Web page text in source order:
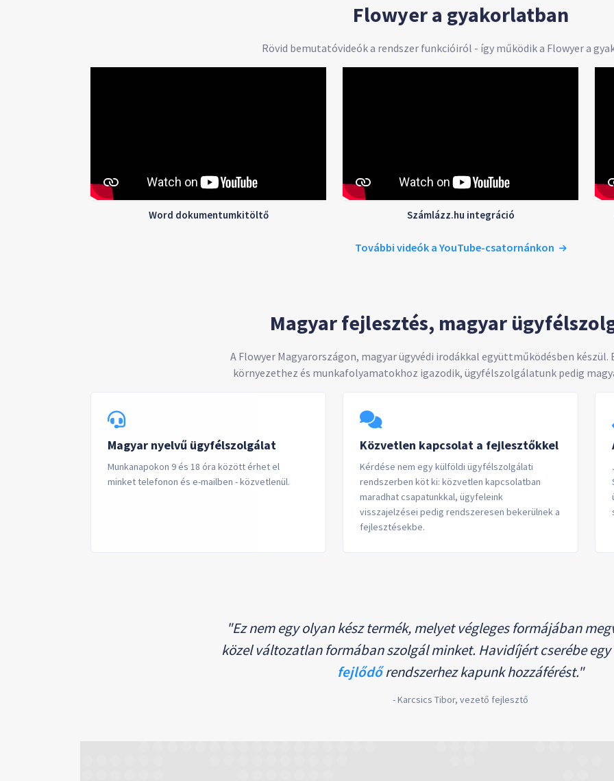
Flowyer a gyakorlatban
Rövid bemutatóvideók a rendszer funkcióiról - így működik a Flowyer a
Word dokumentumkitöltő Számlázz.hu integráció
További videók a YouTube-csatornánkon
Magyar fejlesztés, magyar
A Flowyer Magyarországon, magyar ügyvédi irodákkal együttműködésben készül.
környezethez és munkafolyamatokhoz igazodik, ügyfélszolgálatunk pedig
Magyar nyelvű ügyfélszolgálat
Munkanapokon 9 és 18 óra között érhet el
minket telefonon és e-mailben - közvetlenül.
Közvetlen kapcsolat a fejlesztőkkel
Kérdése nem egy külföldi ügyfélszolgálati
rendszerben köt ki: közvetlen kapcsolatban
maradhat csapatunkkal, ügyfeleink
visszajelzései pedig rendszeresen bekerülnek a
fejlesztésekbe.
"Ez nem egy olyan kész termék, melyet végleges formájában
közel változatlan formában szolgál minket. Havidíjért cserébe egy
fejlődőrendszerhez kapunk hozzáférést."
- Karcsics Tibor, vezető fejlesztő